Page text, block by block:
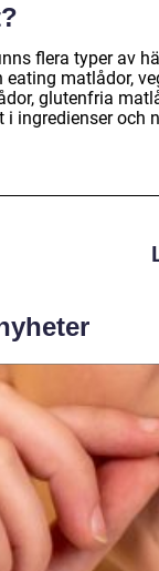
flera typer av
eating matlådor,
glutenfria
i ingredienser och